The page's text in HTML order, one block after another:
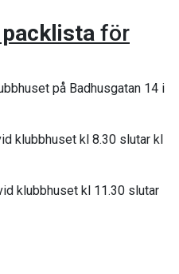
för
på Badhusgatan 14 i
klubbhuset kl 8.30 slutar kl
klubbhuset kl 11.30 slutar